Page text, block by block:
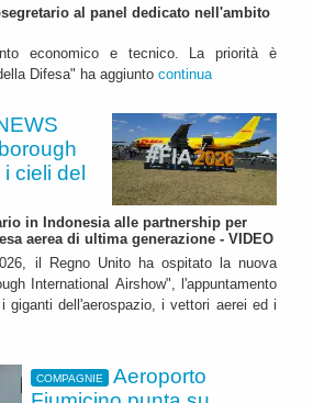
al panel dedicato nell'ambito
economico e tecnico. La priorità è
Difesa" ha aggiunto continua
cieli del
in Indonesia alle partnership per
aerea di ultima generazione - VIDEO
il Regno Unito ha ospitato la nuova
International Airshow", l'appuntamento
giganti dell'aerospazio, i vettori aerei ed i
COMPAGNIE
Aeroporto